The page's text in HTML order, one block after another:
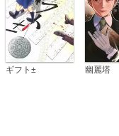
ギフト± 幽麗塔